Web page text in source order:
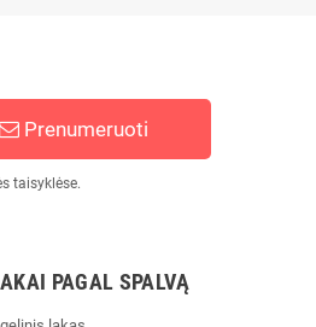
Prenumeruoti
taisyklėse.
PAGAL SPALVĄ